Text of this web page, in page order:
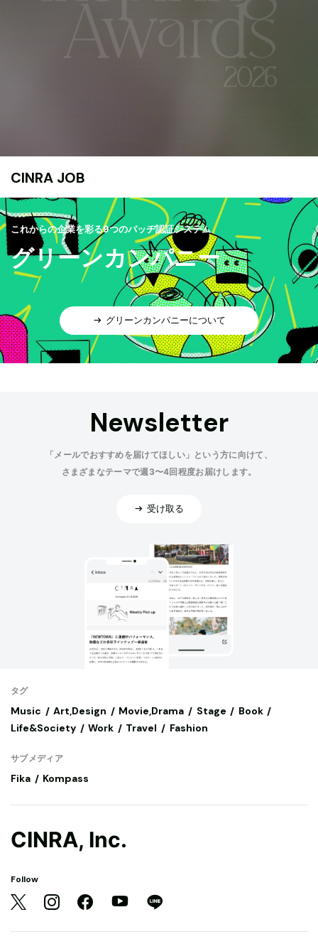
CINRA JOB
これからの企業を彩る9つのバッヂ認証システム
グリーンカンパニー
グリーンカンパニーについて
Newsletter
「メールでおすすめを届けてほしい」という方に向けて、
さまざまなテーマで週3〜4回程度お届けします。
受け取る
タグ
Music Art,Design Movie,Drama Stage
Book
Life&Society
Work Travel Fashion
サブメディア
Fika Kompass
CINRA, Inc.
Follow